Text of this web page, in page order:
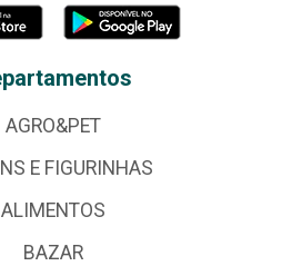
AGRO&PET
E FIGURINHAS
ALIMENTOS
BAZAR